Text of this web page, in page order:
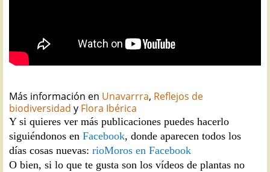
Más información en Unavarrra, Reflejos de
biodiversidad y Flora Ibérica
Y si quieres ver más publicaciones puedes hacerlo
siguiéndonos en Facebook, donde aparecen todos los
días cosas nuevas: rioMoros en Facebook
O bien, si lo que te gusta son los vídeos de plantas no